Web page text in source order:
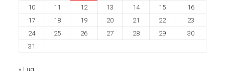
10
11 12 13 14 15
16
17
18 19 20 21 22
23
24
25 26 27 28 29
30
31
« Lug